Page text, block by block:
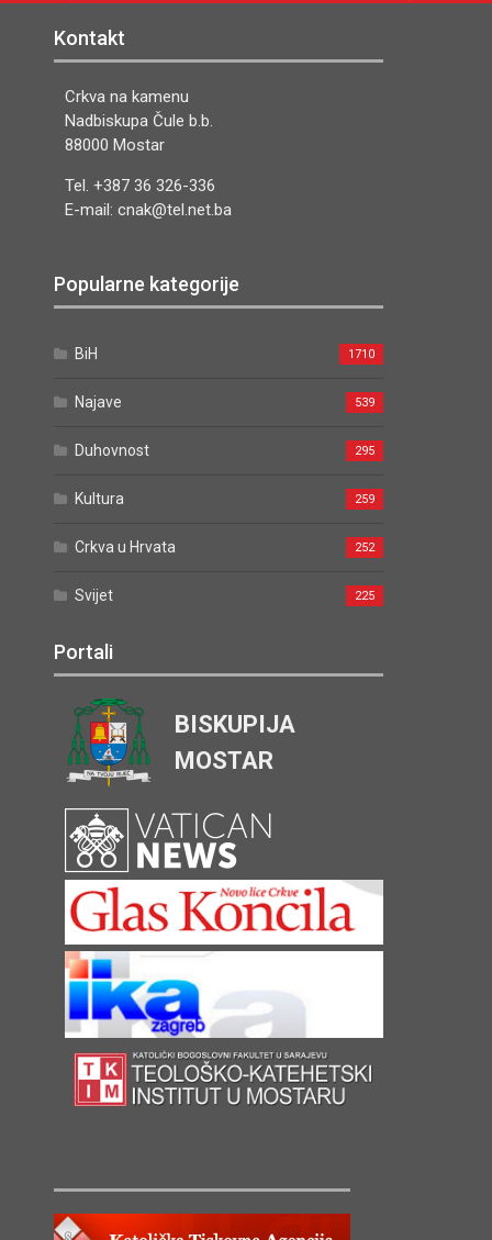
Kontakt
Crkva na kamenu
Nadbiskupa Čule b.b.
88000 Mostar
Tel. +387 36 326-336
E-mail: cnak@tel.net.ba
Popularne kategorije
BiH 1710
Najave 539
Duhovnost 295
Kultura 259
Crkva u Hrvata 252
Svijet 225
Portali
BISKUPIJA
MOSTAR